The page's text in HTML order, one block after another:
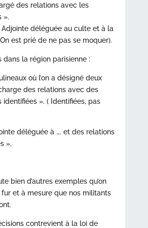
des relations avec les
».
Adjointe déléguée au culte et à la
est prié de ne pas se moquer).
dans la région parisienne :
où l’on a désigné deux
des relations avec des
identifiées ». ( Identifiées, pas
déléguée à …. et des relations
».
bien d’autres exemples qu’on
et à mesure que nos militants
contrevient à la loi de